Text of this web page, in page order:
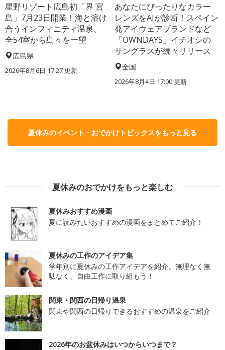
星野リゾート広島初「界 宮
島」7月23日開業！海と溶け
合うインフィニティ温泉、
全54室から島々を一望
広島県
2026年8月6日 17:27更新
あなたにぴったりなカラー
レンズをAIが診断！スペイン
発アイウェアブランドなど
「OWNDAYS」イチオシの
サングラスが続々リリース
全国
2026年8月4日 17:00更新
夏休みのイベント・おでかけトピックスをもっと見る
夏休みのおでかけをもっと楽しむ
夏休みおすすめ漫画
夏に読みたいおすすめの漫画をまとめてご紹介！
夏休みの工作のアイデア集
学年別に夏休みの工作アイデアを紹介。無理なく無
駄なく、自由工作に取り組もう！
関東・関西の日帰り温泉
関東や関西の日帰りできるおすすめの温泉をご紹介
2026年のお盆休みはいつからいつまで？